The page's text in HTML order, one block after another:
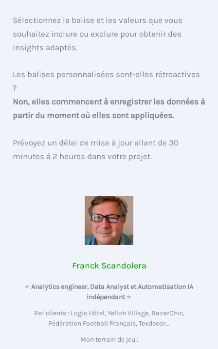
Sélectionnez la balise et les valeurs que vous
souhaitez inclure ou exclure pour obtenir des
insights adaptés.
Les balises personnalisées sont-elles rétroactives
?
Non, elles commencent à enregistrer les données à
partir du moment où elles sont appliquées.
Prévoyez un délai de mise à jour allant de 30
minutes à 2 heures dans votre projet.
Franck Scandolera
⭐ Analytics engineer, Data Analyst et Automatisation IA
indépendant⭐
Ref clients : Logis Hôtel, Yelloh Village, BazarChic,
Fédération Football Français, Texdecor…
Mon terrain de jeu :